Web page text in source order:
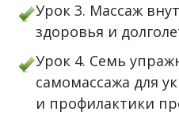
Урок 3. Массаж
здоровья и
Урок 4. Семь
самомассажа для
и профилактики